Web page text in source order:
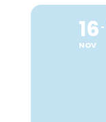
16
NOV